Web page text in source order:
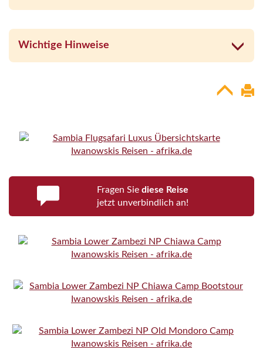
Wichtige Hinweise
Fragen Sie diese Reise
jetzt unverbindlich an!